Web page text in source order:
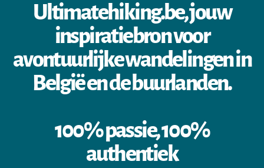
Ultimatehiking.be, jouw
inspiratiebron voor
avontuurlijke wandelingen in
België en de buurlanden.
100% passie, 100%
authentiek